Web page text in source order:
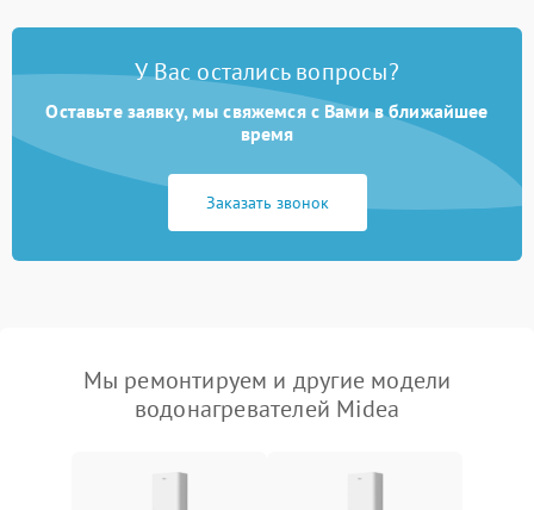
У Вас остались вопросы?
Оставьте заявку, мы свяжемся с Вами в ближайшее
время
Заказать звонок
Мы ремонтируем и другие модели
водонагревателей Midea